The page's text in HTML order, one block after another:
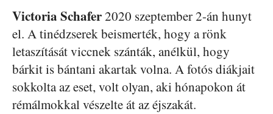
Victoria Schafer2020 szeptember 2-án hunyt
el. A tinédzserek beismerték, hogy a rönk
letaszítását viccnek szánták, anélkül, hogy
bárkit is bántani akartak volna. A fotós diákjait
sokkolta az eset, volt olyan, aki hónapokon át
rémálmokkal vészelte át az éjszakát.